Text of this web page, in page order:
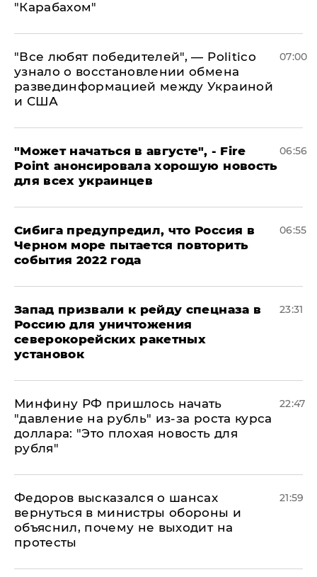
"Карабахом"
​"Все любят победителей", — Politico
узнало о восстановлении обмена
развединформацией между Украиной
и США
07:00
"Может начаться в августе", - Fire
Point анонсировала хорошую новость
для всех украинцев
06:56
Сибига предупредил, что Россия в
Черном море пытается повторить
события 2022 года
06:55
Запад призвали к рейду спецназа в
Россию для уничтожения
северокорейских ракетных
установок
23:31
Минфину РФ пришлось начать
"давление на рубль" из-за роста курса
доллара: "Это плохая новость для
рубля"
22:47
Федоров высказался о шансах
вернуться в министры обороны и
объяснил, почему не выходит на
протесты
21:59